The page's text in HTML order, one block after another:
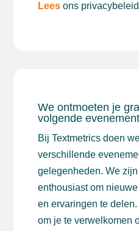
Lees ons privacybeleid
We ontmoeten je
volgende
Bij Textmetrics doen
verschillende
gelegenheden. We
enthousiast om
en ervaringen te
om je te verwelkomen